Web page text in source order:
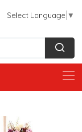
Select Language ▼